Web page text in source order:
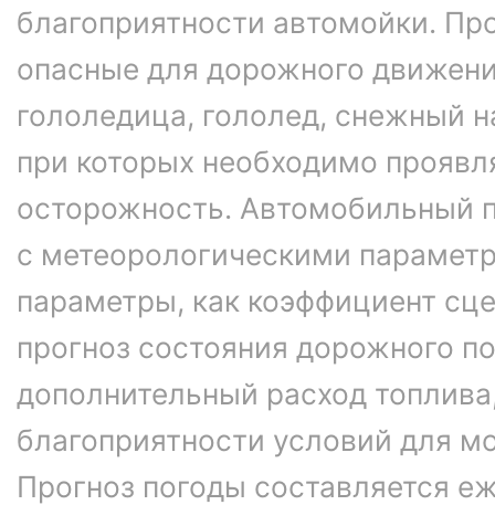
благоприятности автомойки.
опасные для дорожного
гололедица, гололед, снежный
при которых необходимо
осторожность. Автомобильный
с метеорологическими
параметры, как коэффициент
прогноз состояния дорожного
дополнительный расход
благоприятности условий для
Прогноз погоды составляется